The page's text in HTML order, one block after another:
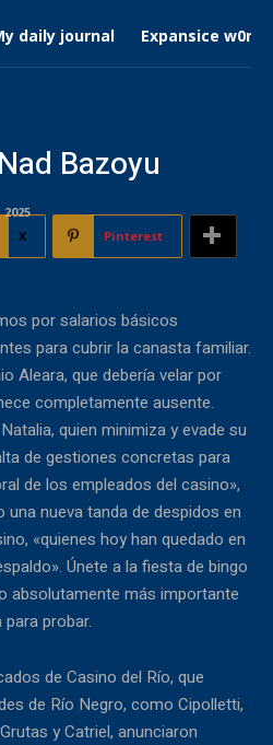
daily journal Expansice
Bazoyu
X Pinterest
por salarios básicos
para cubrir la canasta familiar.
Aleara, que debería velar por
completamente ausente.
quien minimiza y evade su
de gestiones concretas para
de los empleados del casino»,
una nueva tanda de despidos en
«quienes hoy han quedado en
Únete a la fiesta de bingo
absolutamente más importante
probar.
de Casino del Río, que
de Río Negro, como Cipolletti,
y Catriel, anunciaron